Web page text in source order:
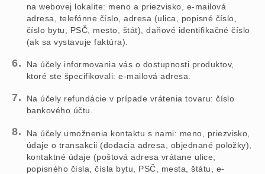
na webovej lokalite: meno a priezvisko, e-mailová
adresa, telefónne číslo, adresa (ulica, popisné číslo,
číslo bytu, PSČ, mesto, štát), daňové identifikačné číslo
(ak sa vystavuje faktúra).
Na účely informovania vás o dostupnosti produktov,
ktoré ste špecifikovali: e-mailová adresa.
Na účely refundácie v prípade vrátenia tovaru: číslo
bankového účtu.
Na účely umožnenia kontaktu s nami: meno, priezvisko,
údaje o transakcii (dodacia adresa, objednané položky),
kontaktné údaje (poštová adresa vrátane ulice,
popisného čísla, čísla bytu, PSČ, mesta, štátu, e-